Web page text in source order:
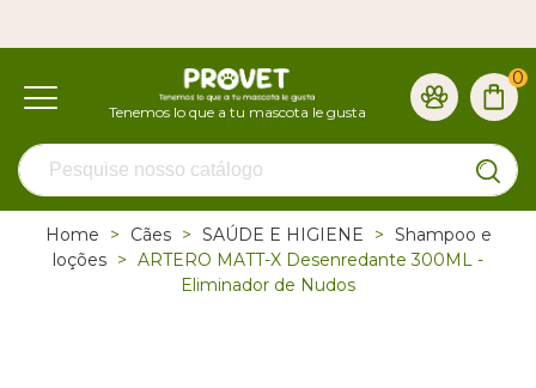
0
Home > Cães > SAÚDE E HIGIENE > Shampoo e
loções > ARTERO MATT-X Desenredante 300ML -
Eliminador de Nudos